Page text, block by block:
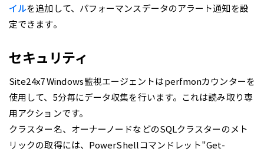
イルを追加して、パフォーマンスデータのアラート通知を設
定できます。
セキュリティ
Site24x7 Windows監視エージェントはperfmonカウンターを
使用して、5分毎にデータ収集を行います。これは読み取り専
用アクションです。
クラスター名、オーナーノードなどのSQLクラスターのメト
リックの取得には、PowerShellコマンドレット"Get-